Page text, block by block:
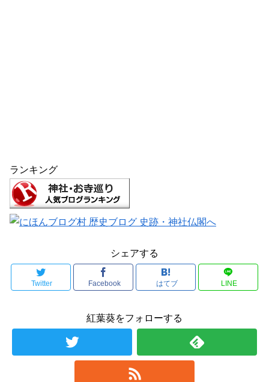
ランキング
シェアする
Twitter Facebook はてブ LINE
紅葉葵をフォローする